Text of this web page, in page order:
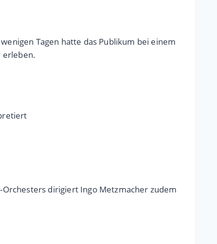
Tagen hatte das Publikum bei einem
erleben.
dirigiert Ingo Metzmacher zudem